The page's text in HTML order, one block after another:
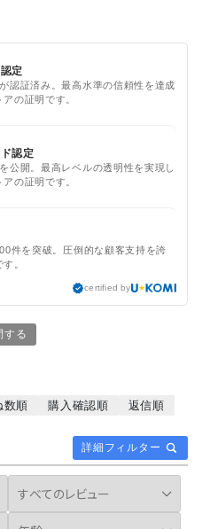
定
認証済み。最高水準の信頼性を達成
の証明です。
認定
公開。最高レベルの透明性を実現し
の証明です。
件を突破。圧倒的な顧客支持を誇
。
certified by
する
詳細フィルター
数順 購入確認順
返信順